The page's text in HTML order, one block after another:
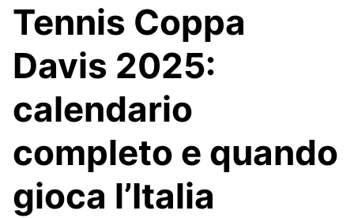
Tennis Coppa
Davis 2025:
calendario
completo e quando
gioca l’Italia